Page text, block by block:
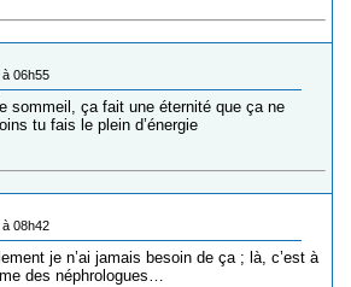
à 06h55
sommeil, ça fait une éternité que ça ne
tu fais le plein d’énergie
à 08h42
je n’ai jamais besoin de ça ; là, c’est à
des néphrologues…